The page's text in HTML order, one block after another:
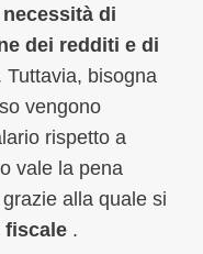
di
dei redditi e di
Tuttavia, bisogna
vengono
rispetto a
vale la pena
alla quale si
fiscale .